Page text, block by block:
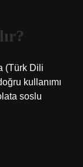
(Türk Dili
kullanımı
soslu